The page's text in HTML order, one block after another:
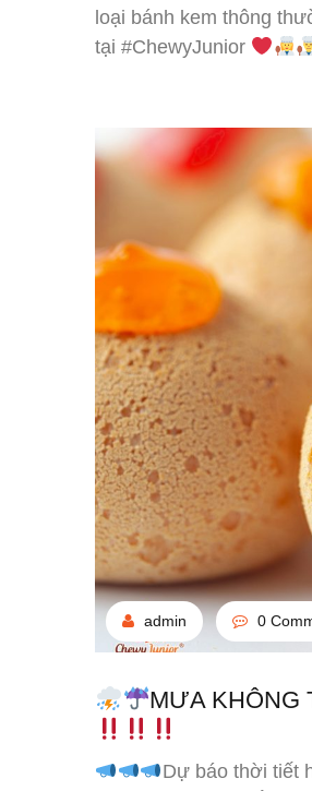
loại bánh kem thông
tại #ChewyJunior
admin 0
MƯA KHÔNG
Dự báo thời tiết